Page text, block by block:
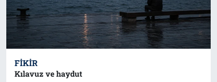
FIKIR
Kılavuz ve haydut